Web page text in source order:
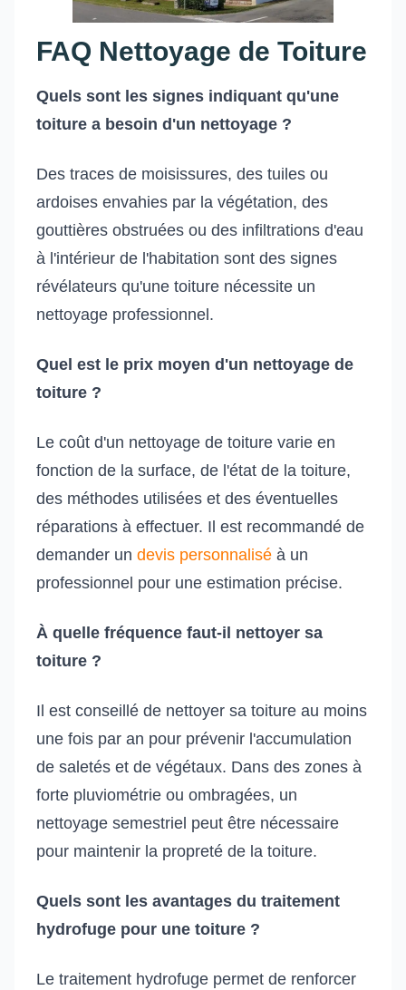
FAQ Nettoyage de Toiture
Quels sont les signes indiquant qu'une
toiture a besoin d'un nettoyage ?
Des traces de moisissures, des tuiles ou
ardoises envahies par la végétation, des
gouttières obstruées ou des infiltrations d'eau
à l'intérieur de l'habitation sont des signes
révélateurs qu'une toiture nécessite un
nettoyage professionnel.
Quel est le prix moyen d'un nettoyage de
toiture ?
Le coût d'un nettoyage de toiture varie en
fonction de la surface, de l'état de la toiture,
des méthodes utilisées et des éventuelles
réparations à effectuer. Il est recommandé de
demander un devis personnalisé à un
professionnel pour une estimation précise.
À quelle fréquence faut-il nettoyer sa
toiture ?
Il est conseillé de nettoyer sa toiture au moins
une fois par an pour prévenir l'accumulation
de saletés et de végétaux. Dans des zones à
forte pluviométrie ou ombragées, un
nettoyage semestriel peut être nécessaire
pour maintenir la propreté de la toiture.
Quels sont les avantages du traitement
hydrofuge pour une toiture ?
Le traitement hydrofuge permet de renforcer